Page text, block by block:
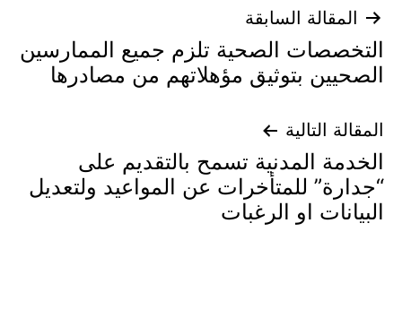
تصفّح
المقالات
المقالة السابقة
التخصصات الصحية تلزم جميع الممارسين
الصحيين بتوثيق مؤهلاتهم من مصادرها
المقالة التالية
الخدمة المدنية تسمح بالتقديم على
“جدارة” للمتأخرات عن المواعيد ولتعديل
البيانات او الرغبات